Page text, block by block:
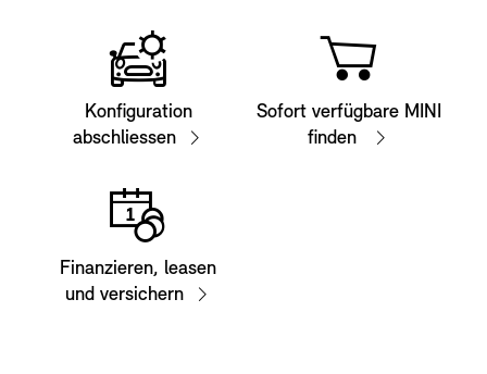
Konfiguration
abschliessen
Sofort verfügbare MINI
finden
Finanzieren, leasen
und versichern